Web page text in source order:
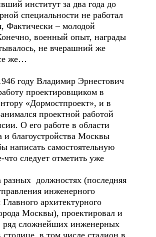
институт за два года до
специальности не работал
Фактически – молодой
военный опыт, награды
не вчерашний же
же…
году Владимир Эрнестович
проектировщиком в
«Дормостпроект», и в
проектной работой
О его работе в области
и благоустройства Москвы
написать самостоятельную
что следует отметить уже
должностях (последняя
инженерного
архитектурного
Москвы), проектировал и
ряд сложнейших инженерных
в том числе стадион в